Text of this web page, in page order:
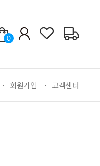
0
회원가입 고객센터